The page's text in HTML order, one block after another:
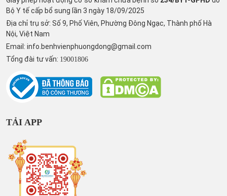
Bộ Y tế cấp bổ sung lần 3 ngày 18/09/2025
Địa chỉ trụ sở: Số 9, Phố Viên, Phường Đông Ngạc, Thành phố Hà
Nội, Việt Nam
Email: info.benhvienphuongdong@gmail.com
Tổng đài tư vấn: 19001806
TẢI APP